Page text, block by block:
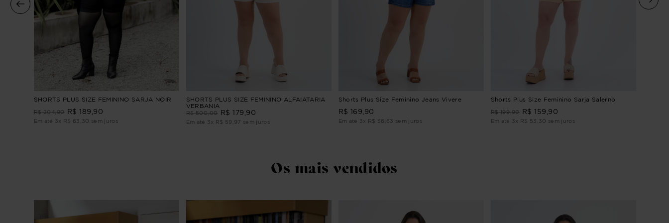
SHORTS PLUS SIZE FEMININO SARJA NOIR
R$ 204,90 R$ 189 90
Em até 3x R$ 63 30 sem juros
SHORTS PLUS SIZE FEMININO ALFAIATARIA
VERBANIA
R$ 500,00 R$ 179 90
Em até 3x R$ 59 97 sem juros
Shorts Plus Size Feminino Jeans Vivere
R$ 169 90
Em até 3x R$ 56 63 sem juros
Shorts Plus Size Feminino Sarja Salerno
R$ 199,90 R$ 159 90
Em até 3x R$ 53 30 sem juros
Os mais vendidos